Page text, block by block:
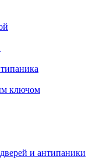
ключом
и антипаники